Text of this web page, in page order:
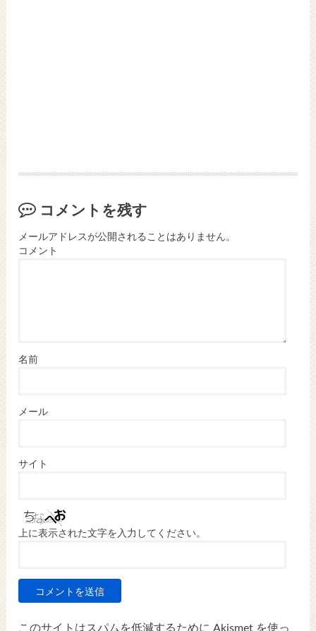
コメントを残す
メールアドレスが公開されることはありません。
コメント
名前
メール
サイト
上に表示された文字を入力してください。
このサイトはスパムを低減するために Akismet を使っ